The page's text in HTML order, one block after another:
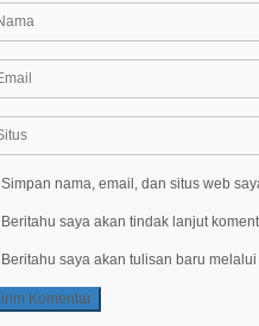
Simpan nama, email, dan situs web
Beritahu saya akan tindak lanjut
Beritahu saya akan tulisan baru